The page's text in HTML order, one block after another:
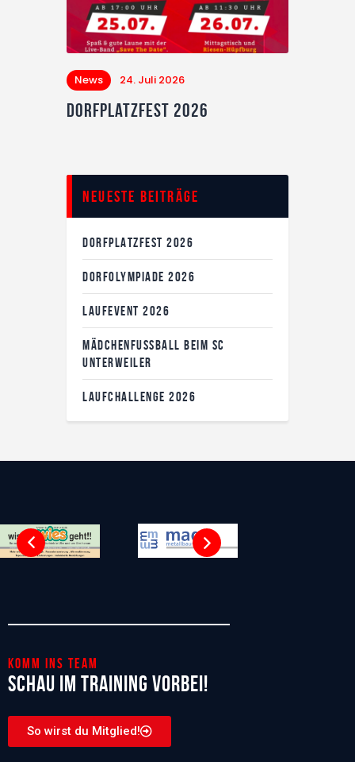
News 24. Juli 2026
Dorfplatzfest 2026
Neueste Beiträge
DORFPLATZFEST 2026
DORFOLYMPIADE 2026
LAUFEVENT 2026
MÄDCHENFUSSBALL BEIM SC U
NTERWEILER
LAUFCHALLENGE 2026
Komm ins Team
Schau im Training vorbei!
So wirst du Mitglied!